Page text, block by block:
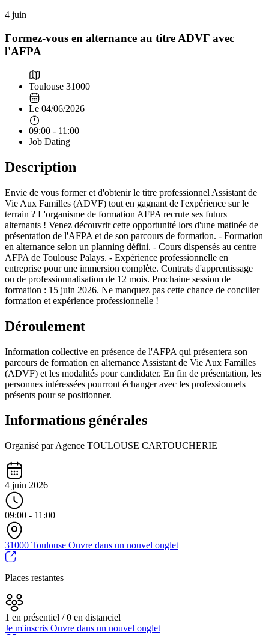
4 juin
Formez-vous en alternance au titre ADVF avec
l'AFPA
Toulouse 31000
Le 04/06/2026
09:00 - 11:00
Job Dating
Description
Envie de vous former et d'obtenir le titre professionnel Assistant de
Vie Aux Familles (ADVF) tout en gagnant de l'expérience sur le
terrain ? L'organisme de formation AFPA recrute ses futurs
alternants ! Venez découvrir cette opportunité lors d'une matinée de
présentation de l'AFPA et de son parcours de formation. - Formation
en alternance selon un planning défini. - Cours dispensés au centre
AFPA de Toulouse Palays. - Expérience professionnelle en
entreprise pour une immersion complète. Contrats d'apprentissage
ou de professionnalisation de 12 mois. Prochaine session de
formation : 15 juin 2026. Ne manquez pas cette chance de concilier
formation et expérience professionnelle !
Déroulement
Information collective en présence de l'AFPA qui présentera son
parcours de formation en alternance Assistant de Vie Aux Familles
(ADVF) et les modalités pour candidater. En fin de présentation, les
personnes intéressées pourront échanger avec les professionnels
présents pour se positionner.
Informations générales
Organisé par Agence TOULOUSE CARTOUCHERIE
4 juin 2026
09:00 - 11:00
31000 Toulouse Ouvre dans un nouvel onglet
Places restantes
1 en présentiel / 0 en distanciel
Je m'inscris Ouvre dans un nouvel onglet